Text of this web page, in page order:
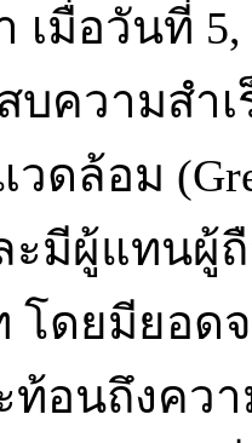
เมื่อวันที่
สบความสำ
ดล้อม
ะมีผู้แทนผู้
โดยมียอด
ท้อนถึงคว